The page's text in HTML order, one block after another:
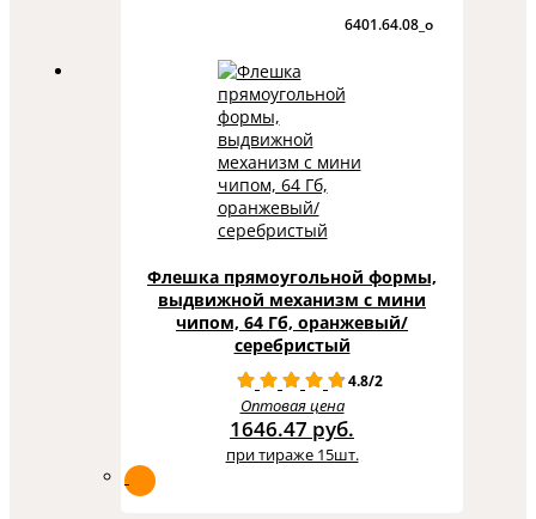
6401.64.08_o
Флешка прямоугольной формы,
выдвижной механизм с мини
чипом, 64 Гб, оранжевый/
серебристый
4.8/2
Оптовая цена
1646.47 руб.
при тираже 15шт.